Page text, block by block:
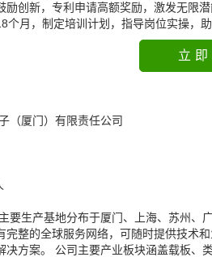
创新，专利申请高额奖励，激发无限
月，制定培训计划，指导岗位实操，
立
（厦门）有限责任公司
要生产基地分布于厦门、上海、苏州
完整的全球服务网络，可随时提供技术
决方案。 公司主要产业板块涵盖载板、